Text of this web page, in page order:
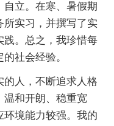
立。在寒、暑假期
所实习，并撰写了实
践。总之，我珍惜每
社会经验。
人，不断追求人格
温和开朗、稳重宽
环境能力较强。我的